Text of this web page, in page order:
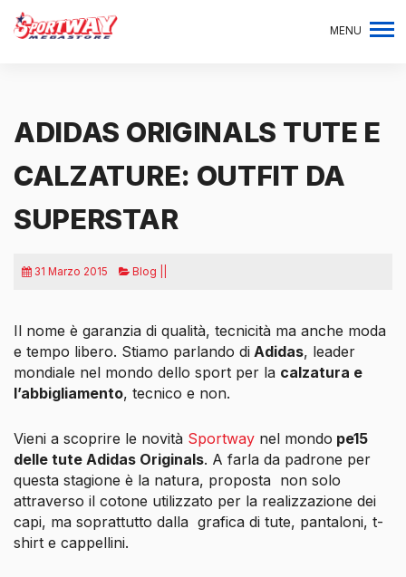
MENU
ADIDAS ORIGINALS TUTE E
CALZATURE: OUTFIT DA
SUPERSTAR
31 Marzo 2015 Blog ||
Il nome è garanzia di qualità, tecnicità ma anche moda
e tempo libero. Stiamo parlando di Adidas, leader
mondiale nel mondo dello sport per la calzatura e
l’abbigliamento, tecnico e non.
Vieni a scoprire le novità Sportway nel mondo pe15
delle tute Adidas Originals. A farla da padrone per
questa stagione è la natura, proposta non solo
attraverso il cotone utilizzato per la realizzazione dei
capi, ma soprattutto dalla grafica di tute, pantaloni, t-
shirt e cappellini.